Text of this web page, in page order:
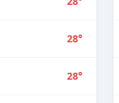
28°
28°